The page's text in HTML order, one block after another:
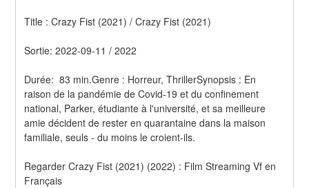
Title : Crazy Fist (2021) / Crazy Fist (2021)
Sortie: 2022-09-11 / 2022
Durée:  83 min.Genre : Horreur, ThrillerSynopsis : En
raison de la pandémie de Covid-19 et du confinement
national, Parker, étudiante à l'université, et sa meilleure
amie décident de rester en quarantaine dans la maison
familiale, seuls - du moins le croient-ils.
Regarder Crazy Fist (2021) (2022) : Film Streaming Vf en
Français